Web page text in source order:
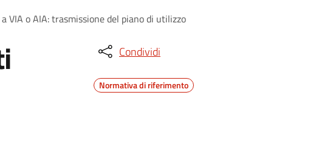
VIA o AIA: trasmissione del piano di utilizzo
Condividi
Normativa di riferimento